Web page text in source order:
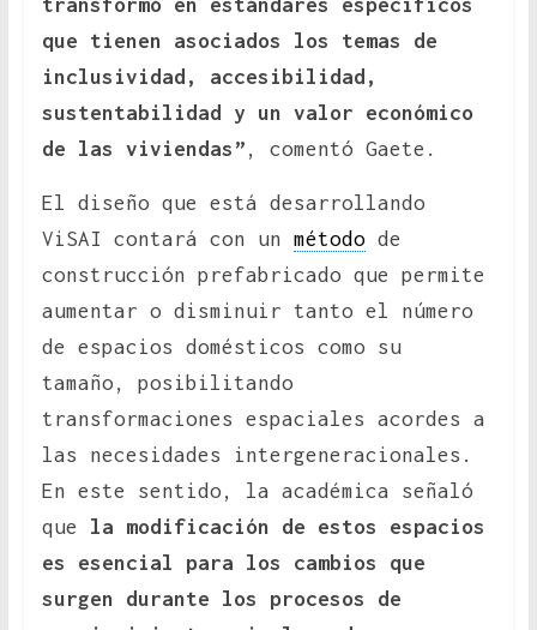
transformó en estándares específicos
que tienen asociados los temas de
inclusividad, accesibilidad,
sustentabilidad y un valor económico
de las viviendas” , comentó Gaete.
El diseño que está desarrollando
ViSAI contará con un métodode
construcción prefabricado que permite
aumentar o disminuir tanto el número
de espacios domésticos como su
tamaño, posibilitando
transformaciones espaciales acordes a
las necesidades intergeneracionales.
En este sentido, la académica señaló
que la modificación de estos espacios
es esencial para los cambios que
surgen durante los procesos de